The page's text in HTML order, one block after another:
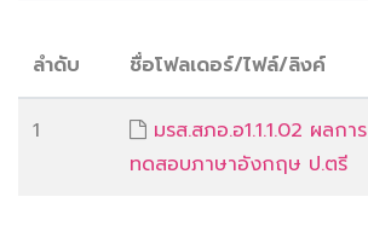
ลำดับ ชื่อโฟลเดอร์/ไฟล์/ลิงค์
1
มรส.สภอ.อ1.1.1.02 ผลการ
ทดสอบภาษาอังกฤษ ป.ตรี